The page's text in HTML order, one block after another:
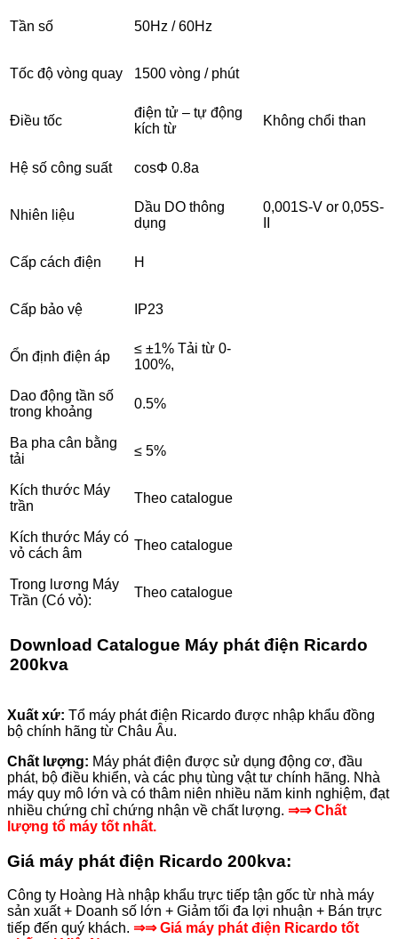
Tần số 50Hz / 60Hz
Tốc độ vòng quay 1500 vòng / phút
Điều tốc
điện tử – tự động
kích từ
Không chổi than
Hệ số công suất cosΦ 0.8a
Nhiên liệu
Dầu DO thông
dụng
0,001S-V or 0,05S-
Cấp cách điện H
Cấp bảo vệ IP23
Ổn định điện áp
≤ ±1% Tải từ 0-
100%,
Dao động tần số
trong khoảng
0.5%
Ba pha cân bằng
tải
≤ 5%
Kích thước Máy
trần
Theo catalogue
Kích thước Máy có
vỏ cách âm
Theo catalogue
Trong lương Máy
Trần (Có vỏ):
Theo catalogue
Download Catalogue Máy phát điện Ricardo
200kva
Xuất xứ: Tổ máy phát điện Ricardo được nhập khẩu đồng
bộ chính hãng từ Châu Âu.
Chất lượng: Máy phát điện được sử dụng động cơ, đầu
phát, bộ điều khiển, và các phụ tùng vật tư chính hãng. Nhà
máy quy mô lớn và có thâm niên nhiều năm kinh nghiệm, đạt
nhiều chứng chỉ chứng nhận về chất lượng. ⇒⇒ Chất
lượng tổ máy tốt nhất.
Giá máy phát điện Ricardo 200kva:
Công ty Hoàng Hà nhập khẩu trực tiếp tận gốc từ nhà máy
sản xuất + Doanh số lớn + Giảm tối đa lợi nhuận + Bán trực
tiếp đến quý khách. ⇒⇒ Giá máy phát điện Ricardo tốt